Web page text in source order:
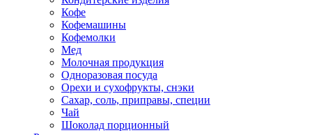
Кофе
Кофемашины
Кофемолки
Мед
Молочная продукция
Одноразовая посуда
Орехи и сухофрукты, снэки
Сахар, соль, приправы, специи
Чай
Шоколад порционный